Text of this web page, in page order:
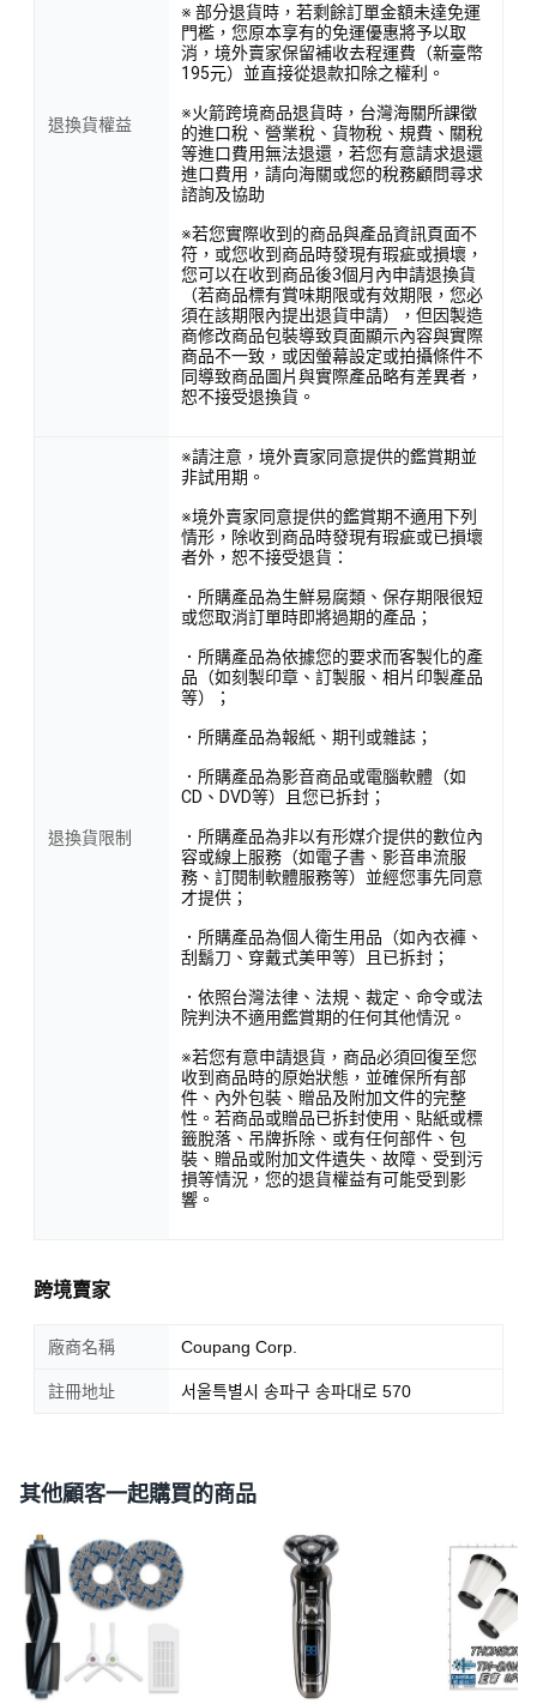
退換貨權益
※ 部分退貨時，若剩餘訂單金額未達免運
門檻，您原本享有的免運優惠將予以取
消，境外賣家保留補收去程運費（新臺幣
195元）並直接從退款扣除之權利。
※火箭跨境商品退貨時，台灣海關所課徵
的進口稅、營業稅、貨物稅、規費、關稅
等進口費用無法退還，若您有意請求退還
進口費用，請向海關或您的稅務顧問尋求
諮詢及協助
※若您實際收到的商品與產品資訊頁面不
符，或您收到商品時發現有瑕疵或損壞，
您可以在收到商品後3個月內申請退換貨
（若商品標有賞味期限或有效期限，您必
須在該期限內提出退貨申請），但因製造
商修改商品包裝導致頁面顯示內容與實際
商品不一致，或因螢幕設定或拍攝條件不
同導致商品圖片與實際產品略有差異者，
恕不接受退換貨。
退換貨限制
※請注意，境外賣家同意提供的鑑賞期並
非試用期。
※境外賣家同意提供的鑑賞期不適用下列
情形，除收到商品時發現有瑕疵或已損壞
者外，恕不接受退貨：
．所購產品為生鮮易腐類、保存期限很短
或您取消訂單時即將過期的產品；
．所購產品為依據您的要求而客製化的產
品（如刻製印章、訂製服、相片印製產品
等）；
．所購產品為報紙、期刊或雜誌；
．所購產品為影音商品或電腦軟體（如
CD、DVD等）且您已拆封；
．所購產品為非以有形媒介提供的數位內
容或線上服務（如電子書、影音串流服
務、訂閱制軟體服務等）並經您事先同意
才提供；
．所購產品為個人衛生用品（如內衣褲、
刮鬍刀、穿戴式美甲等）且已拆封；
．依照台灣法律、法規、裁定、命令或法
院判決不適用鑑賞期的任何其他情況。
※若您有意申請退貨，商品必須回復至您
收到商品時的原始狀態，並確保所有部
件、內外包裝、贈品及附加文件的完整
性。若商品或贈品已拆封使用、貼紙或標
籤脫落、吊牌拆除、或有任何部件、包
裝、贈品或附加文件遺失、故障、受到污
損等情況，您的退貨權益有可能受到影
響。
跨境賣家
廠商名稱 Coupang Corp.
註冊地址 서울특별시 송파구 송파대로 570
其他顧客一起購買的商品